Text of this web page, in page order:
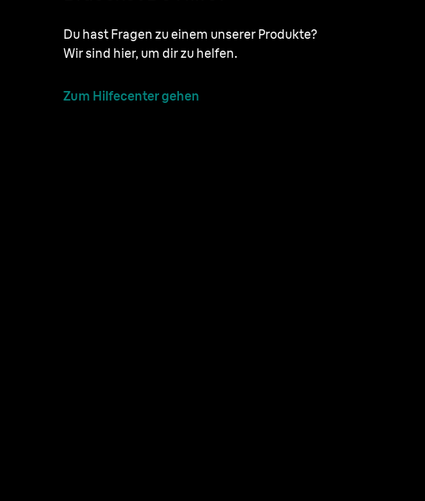
Du hast Fragen zu einem unserer Produkte?
Wir sind hier, um dir zu helfen.
Zum Hilfecenter gehen